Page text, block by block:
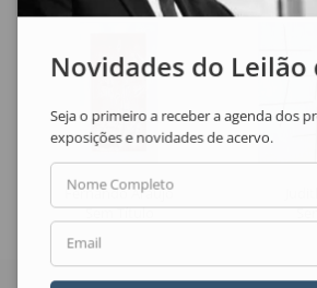
Fernando Araujo
Sem Título
Novidades do Leilão
Seja o primeiro a receber a agenda dos
exposições e novidades de acervo.
Nome Completo
Email